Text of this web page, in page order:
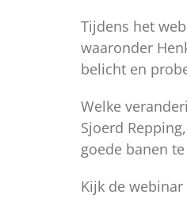
Tijdens het
waaronder
belicht en
Welke
Sjoerd
goede banen
Kijk de